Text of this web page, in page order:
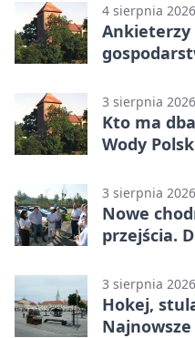
4 sierpnia 2026
Ankieterzy
3 sierpnia 2026
Kto ma
Wody
3 sierpnia 2026
Nowe
przejścia.
3 sierpnia 2026
Hokej,